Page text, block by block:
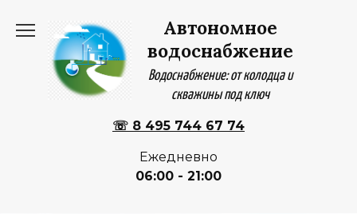
содержанию
Автономное
водоснабжение
Водоснабжение: от колодца и
скважины под ключ
☏ 8 495 744 67 74
Ежедневно
06:00 - 21:00